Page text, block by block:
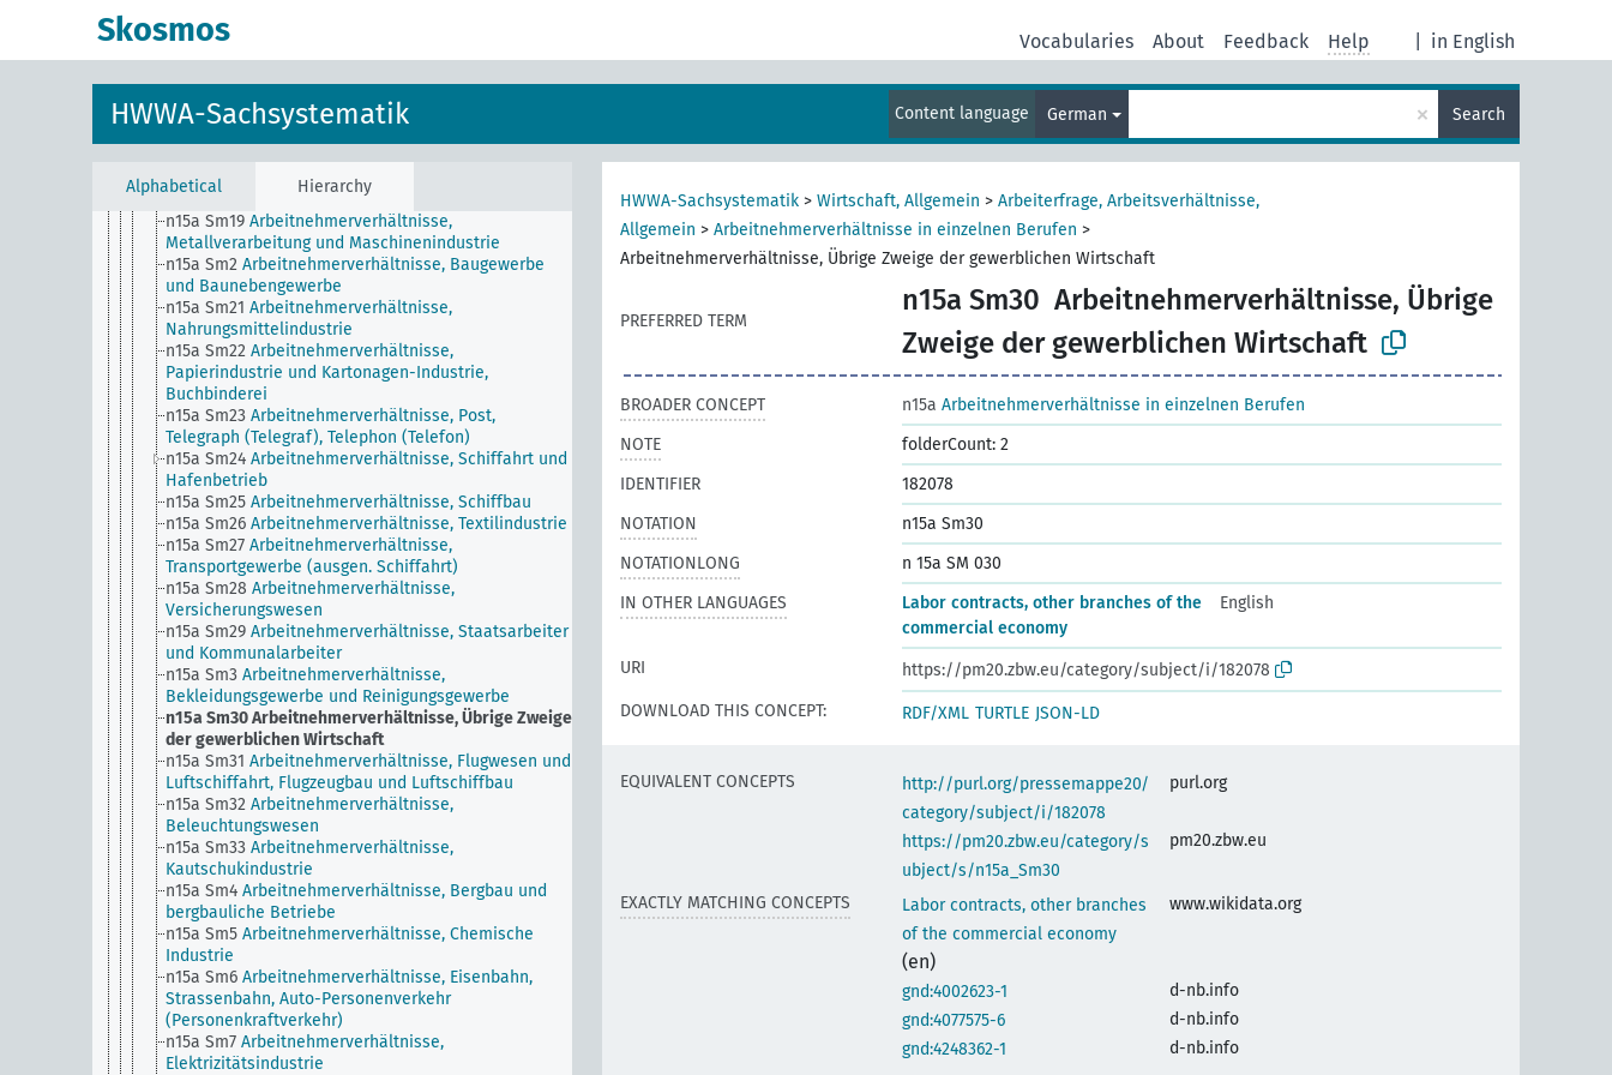
Skosmos in English
Vocabularies About Feedback Help
HWWA-Sachsystematik Content language German × Search
Alphabetical Hierarchy
Handelsgewerbe
Steine und Erden
Arbeitnehmerverhältnisse,
n15a Sm18
Arbeitnehmerverhältnisse, Lederindustrie
n15a Sm19 Arbeitnehmerverhältnisse,
Metallverarbeitung und Maschinenindustrie
n15a Sm2 Arbeitnehmerverhältnisse, Baugewerbe
und Baunebengewerbe
n15a Sm21 Arbeitnehmerverhältnisse,
Nahrungsmittelindustrie
n15a Sm22 Arbeitnehmerverhältnisse,
Papierindustrie und Kartonagen-Industrie,
Buchbinderei
n15a Sm23 Arbeitnehmerverhältnisse, Post,
Telegraph (Telegraf), Telephon (Telefon)
n15a Sm24 Arbeitnehmerverhältnisse, Schiffahrt und
Hafenbetrieb
n15a Sm25 Arbeitnehmerverhältnisse, Schiffbau
n15a Sm26 Arbeitnehmerverhältnisse, Textilindustrie
n15a Sm27 Arbeitnehmerverhältnisse,
Transportgewerbe (ausgen. Schiffahrt)
n15a Sm28 Arbeitnehmerverhältnisse,
Versicherungswesen
n15a Sm29 Arbeitnehmerverhältnisse, Staatsarbeiter
und Kommunalarbeiter
n15a Sm3 Arbeitnehmerverhältnisse,
Bekleidungsgewerbe und Reinigungsgewerbe
n15a Sm30Arbeitnehmerverhältnisse, Übrige Zweige
der gewerblichen Wirtschaft
n15a Sm31 Arbeitnehmerverhältnisse, Flugwesen und
Luftschiffahrt, Flugzeugbau und Luftschiffbau
n15a Sm32 Arbeitnehmerverhältnisse,
Beleuchtungswesen
n15a Sm33 Arbeitnehmerverhältnisse,
Kautschukindustrie
n15a Sm4 Arbeitnehmerverhältnisse, Bergbau und
bergbauliche Betriebe
n15a Sm5 Arbeitnehmerverhältnisse, Chemische
Industrie
n15a Sm6 Arbeitnehmerverhältnisse, Eisenbahn,
Strassenbahn, Auto-Personenverkehr
(Personenkraftverkehr)
n15a Sm7 Arbeitnehmerverhältnisse,
Elektrizitätsindustrie
HWWA-Sachsystematik > Wirtschaft, Allgemein > Arbeiterfrage, Arbeitsverhältnisse,
Allgemein > Arbeitnehmerverhältnisse in einzelnen Berufen >
Arbeitnehmerverhältnisse, Übrige Zweige der gewerblichen Wirtschaft
PREFERRED TERM
n15a Sm30 Arbeitnehmerverhältnisse, Übrige
Zweige der gewerblichen Wirtschaft
BROADER CONCEPT n15a Arbeitnehmerverhältnisse in einzelnen Berufen
NOTE
folderCount: 2
IDENTIFIER
182078
NOTATION
n15a Sm30
NOTATIONLONG
n 15a SM 030
IN OTHER LANGUAGES
Labor contracts, other branches of the
commercial economy
English
URI
https://pm20.zbw.eu/category/subject/i/182078
DOWNLOAD THIS CONCEPT:
RDF/XML TURTLE JSON-LD
EQUIVALENT CONCEPTS
http://purl.org/pressemappe20/
category/subject/i/182078
purl.org
https://pm20.zbw.eu/category/s
ubject/s/n15a_Sm30
pm20.zbw.eu
EXACTLY MATCHING CONCEPTS
Labor contracts, other branches
of the commercial economy
(en)
www.wikidata.org
gnd:4002623-1
d-nb.info
gnd:4077575-6
d-nb.info
gnd:4248362-1
d-nb.info